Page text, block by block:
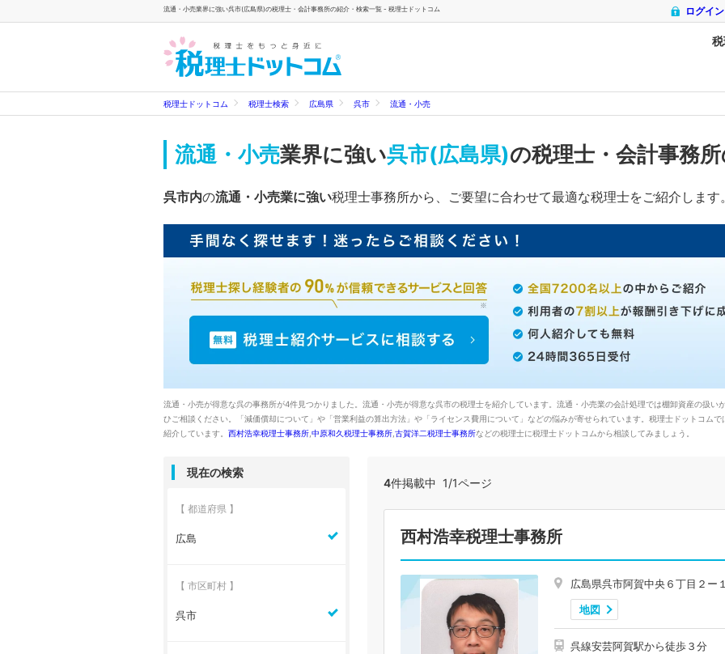
流通・小売業界に強い呉市(広島県)の税理士・会計事務所の紹介・検索一覧 - 税理士ドットコム ログイン
税理士ドットコム 税理士検索 広島県 呉市 流通・小売
流通・小売業界に強い呉市(広島県)の税理士・会計事務
呉市内の流通・小売業に強い税理士事務所から、ご要望に合わせて最適な税理士をご紹介します
流通・小売が得意な呉の事務所が4件見つかりました。流通・小売が得意な呉市の税理士を紹介しています。流通・小売業の会計処理では棚卸資産の扱い
ひご相談ください。「減価償却について」や「営業利益の算出方法」や「ライセンス費用について」などの悩みが寄せられています。税理士ドットコム
紹介しています。 西村浩幸税理士事務所 中原和久税理士事務所 古賀洋二税理士事務所などの税理士に税理士ドットコムから相談してみましょう。
4件掲載中 1/1ページ
西村浩幸税理士事務所
広島県呉市阿賀中央６丁目２ー
地図
呉線安芸阿賀駅から徒歩３分
現在の検索
【 都道府県 】
広島
【 市区町村 】
呉市